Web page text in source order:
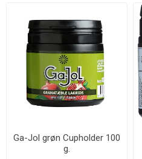
Ga-Jol grøn Cupholder 100
g.